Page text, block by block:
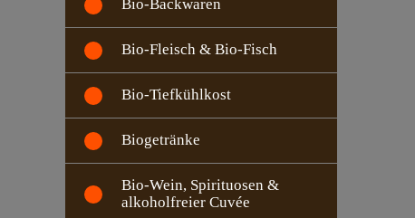
Bio-Backwaren
Bio-Fleisch & Bio-Fisch
Bio-Tiefkühlkost
Biogetränke
Bio-Wein, Spirituosen &
alkoholfreier Cuvée